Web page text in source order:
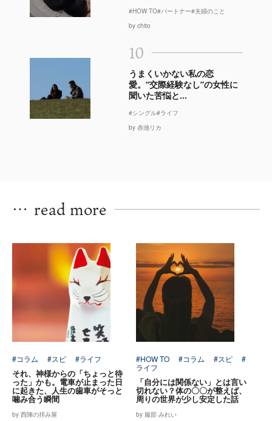
#HOW TO#パートナー#夫婦のこと
by chito
10
うまくいかない私の恋
愛。“交際経験なし”の女性に
聞いた苦悩と...
#シングル#ライフ
by 赤池リカ
… read more
#コラム #スピ #ライフ
それ、神様からの「ちょっと待
った」かも。電車が止まった日
に起きた、人生の歯車がそっと
噛み合う瞬間
by 西陣の拝み屋
#HOW TO #コラム #スピ
#
ライフ
「自分には関係ない」とは言い
切れない？体の〇〇が整えば、
周りの世界が少し安定した話
by 服部 みれい